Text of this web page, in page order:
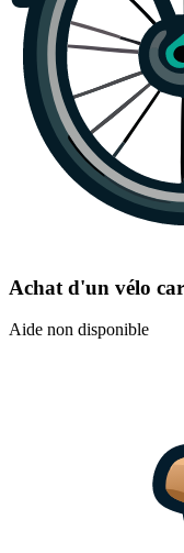
Achat d'un vélo
Aide non disponible